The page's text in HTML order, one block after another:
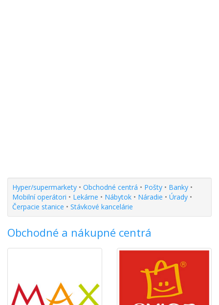
Hyper/supermarkety • Obchodné centrá • Pošty • Banky •
Mobilní operátori • Lekárne • Nábytok • Náradie • Úrady •
Čerpacie stanice • Stávkové kancelárie
Obchodné a nákupné centrá